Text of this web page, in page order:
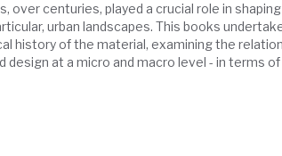
over centuries, played a crucial role in
urban landscapes. This books
history of the material, examining the
design at a micro and macro level - in terms of